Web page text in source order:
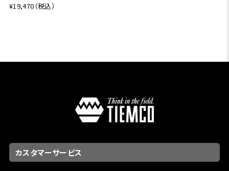
¥19,470（税込）
カスタマーサービス